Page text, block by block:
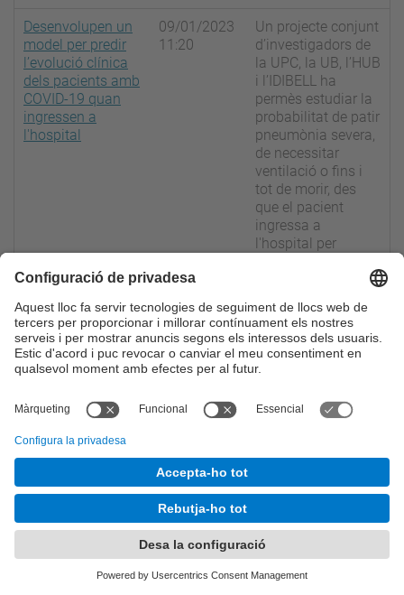
Desenvolupen un
model per predir
l’evolució clínica
dels pacients amb
COVID-19 quan
ingressen a
l'hospital
09/01/2023
11:20
Un projecte conjunt
d’investigadors de
la UPC, la UB, l’HUB
i l’IDIBELL ha
permès estudiar la
probabilitat de patir
pneumònia severa,
de necessitar
ventilació o fins i
tot de morir, des
que el pacient
ingressa a
l'hospital per
partir de dades de
més de 5.000
pacients ingressats
a cinc hospitals en
la pandèmia, s’ha
la identificació
de COVID-19
risc i la predicció
del curs de la
malaltia.